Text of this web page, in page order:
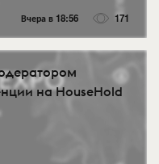
Вчера в 18:56 171
на HouseHold